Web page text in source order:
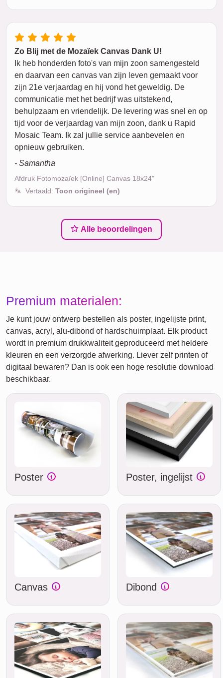
Zo Blij met de Mozaïek Canvas Dank U!
Ik heb honderden foto's van mijn zoon samengesteld
en daarvan een canvas van zijn leven gemaakt voor
zijn 21e verjaardag en hij vond het geweldig. De
communicatie met het bedrijf was uitstekend,
behulpzaam en vriendelijk. De levering was snel en op
tijd voor de verjaardag van mijn zoon, dank u Rapid
Mosaic Team. Ik zal jullie service aanbevelen en
opnieuw gebruiken.
- Samantha
Afdruk Fotomozaïek [Online] Canvas 18x24"
Vertaald: Toon origineel (en)
Alle beoordelingen
Premium materialen:
Je kunt jouw ontwerp bestellen als poster, ingelijste print,
canvas, acryl, alu-dibond of hardschuimplaat. Elk product
wordt in premium drukkwaliteit geproduceerd met heldere
kleuren en een verzorgde afwerking. Liever zelf printen of
digitaal bewaren? Dan is ook een hoge resolutie download
beschikbaar.
Poster Poster, ingelijst
Canvas Dibond